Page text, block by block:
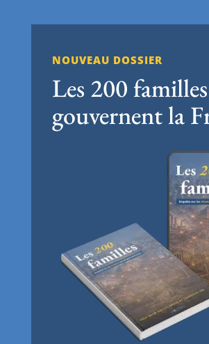
NOUVEAU DOSSIER
Les 200
gouvernent la